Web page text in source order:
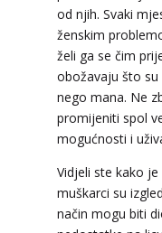
od njih. Svaki
ženskim
želi ga se čim
obožavaju što su
nego mana. Ne
promijeniti spol
mogućnosti i
Vidjeli ste kako
muškarci su
način mogu biti
TEHNIKE: